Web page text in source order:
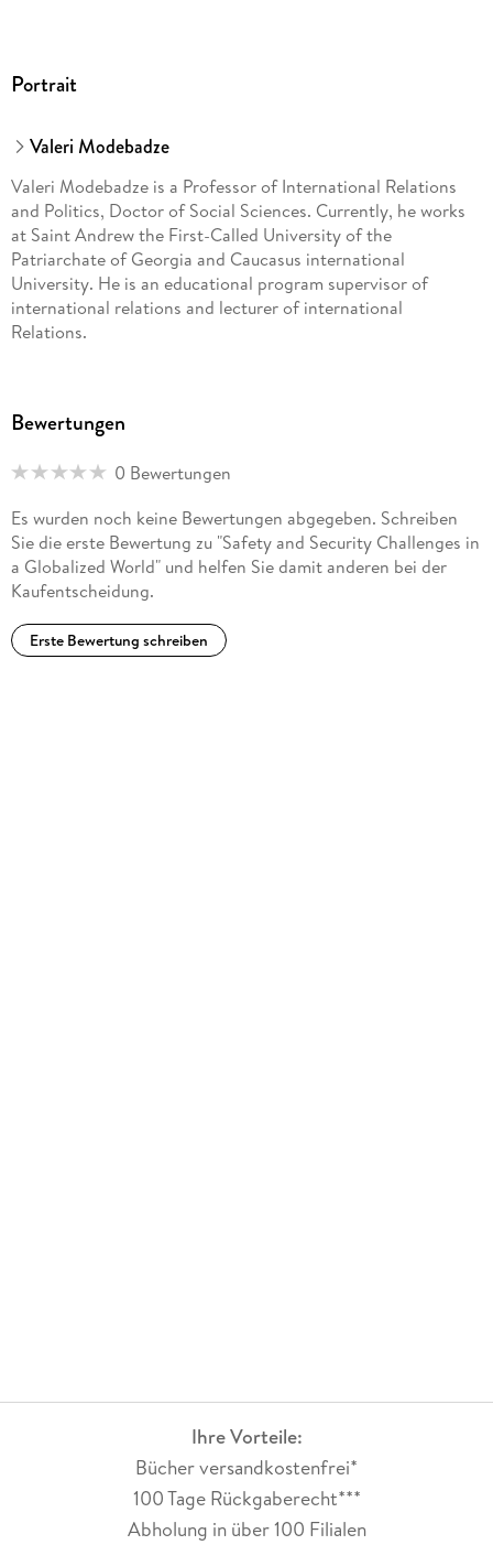
Portrait
Valeri Modebadze
Valeri Modebadze is a Professor of International Relations
and Politics, Doctor of Social Sciences. Currently, he works
at Saint Andrew the First-Called University of the
Patriarchate of Georgia and Caucasus international
University. He is an educational program supervisor of
international relations and lecturer of international
Relations.
Bewertungen
0 Bewertungen
Es wurden noch keine Bewertungen abgegeben. Schreiben
Sie die erste Bewertung zu "Safety and Security Challenges in
a Globalized World" und helfen Sie damit anderen bei der
Kaufentscheidung.
Erste Bewertung schreiben
Ihre Vorteile:
Bücher versandkostenfrei*
100 Tage Rückgaberecht***
Abholung in über 100 Filialen